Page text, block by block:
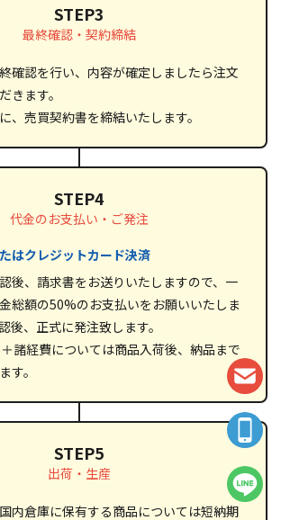
STEP3
最終確認・契約締結
確認を行い、内容が確定しましたら注文
きます。
、売買契約書を締結いたします。
STEP4
代金のお支払い・ご発注
はクレジットカード決済
後、請求書をお送りいたしますので、一
総額の50%のお支払いをお願いいたしま
後、正式に発注致します。
諸経費については商品入荷後、納品まで
す。
STEP5
出荷・生産
内倉庫に保有する商品については短納期